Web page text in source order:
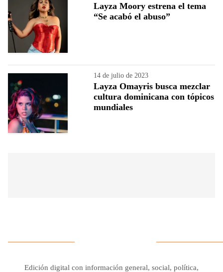
Layza Moory estrena el tema
“Se acabó el abuso”
14 de julio de 2023
Layza Omayris busca mezclar
cultura dominicana con tópicos
mundiales
Edición digital con información general, social, política,